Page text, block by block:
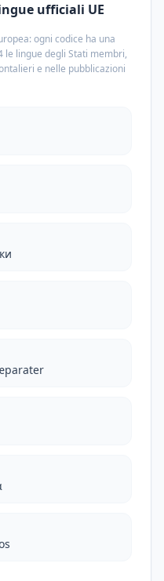
ufficiali UE
ogni codice ha una
le lingue degli Stati membri,
e nelle pubblicazioni